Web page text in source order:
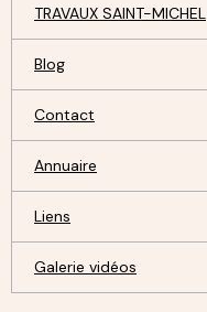
TRAVAUX SAINT-MICHEL
Blog
Contact
Annuaire
Liens
Galerie vidéos